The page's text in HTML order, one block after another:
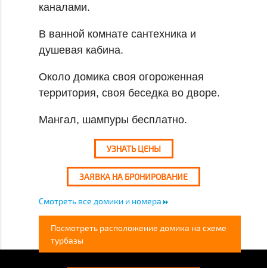
каналами.
В ванной комнате сантехника и
душевая кабина.
Около домика своя огороженная
территория, своя беседка во дворе.
Мангал, шампуры бесплатно.
УЗНАТЬ ЦЕНЫ
ЗАЯВКА НА БРОНИРОВАНИЕ
Смотреть все домики и номера
Посмотреть расположение домика на схеме
турбазы